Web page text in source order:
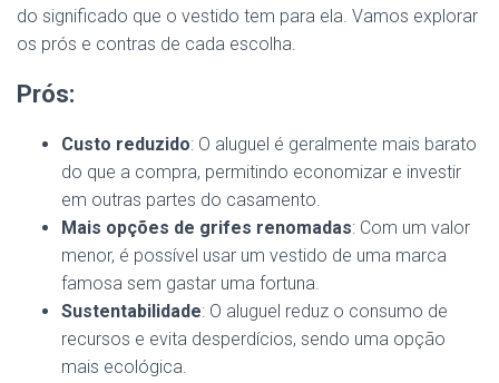
do significado que o vestido tem para ela. Vamos explorar
os prós e contras de cada escolha.
Prós:
Custo reduzido: O aluguel é geralmente mais barato
do que a compra, permitindo economizar e investir
em outras partes do casamento.
Mais opções de grifes renomadas: Com um valor
menor, é possível usar um vestido de uma marca
famosa sem gastar uma fortuna.
Sustentabilidade: O aluguel reduz o consumo de
recursos e evita desperdícios, sendo uma opção
mais ecológica.